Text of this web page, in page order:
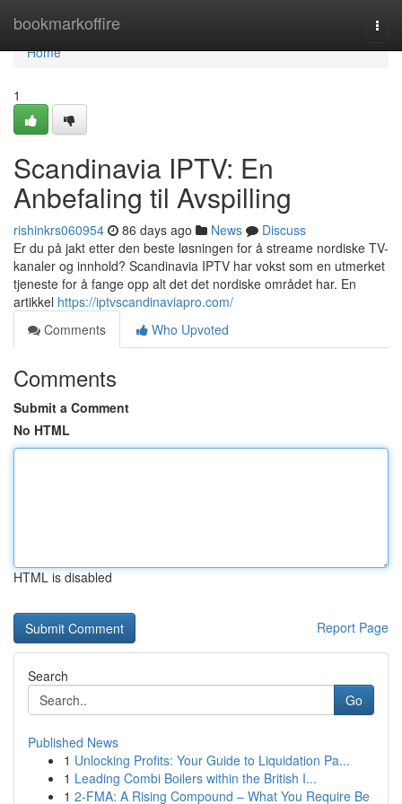
bookmarkoffire
Home
Home
1
Scandinavia IPTV: En
Anbefaling til Avspilling
rishinkrs060954 86 days ago News
Discuss
Er du på jakt etter den beste løsningen for å streame nordiske TV-
kanaler og innhold? Scandinavia IPTV har vokst som en utmerket
tjeneste for å fange opp alt det det nordiske området har. En
artikkel https://iptvscandinaviapro.com/
Comments
Who Upvoted
Comments
Submit a Comment
No HTML
HTML is disabled
Report Page
Search
Go
Published News
1 Unlocking Profits: Your Guide to Liquidation Pa...
1 Leading Combi Boilers within the British I...
1 2-FMA: A Rising Compound – What You Require Be